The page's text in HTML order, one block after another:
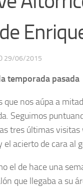
29/06/2015
temporada pasada
nos aúpa a
Seguimos
tres últimas visitas
acierto de cara al
el de hace una
que llegaba a su